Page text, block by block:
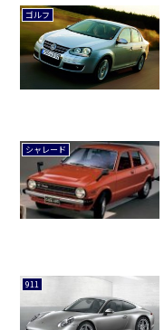
ゴルフ
シャレード
911